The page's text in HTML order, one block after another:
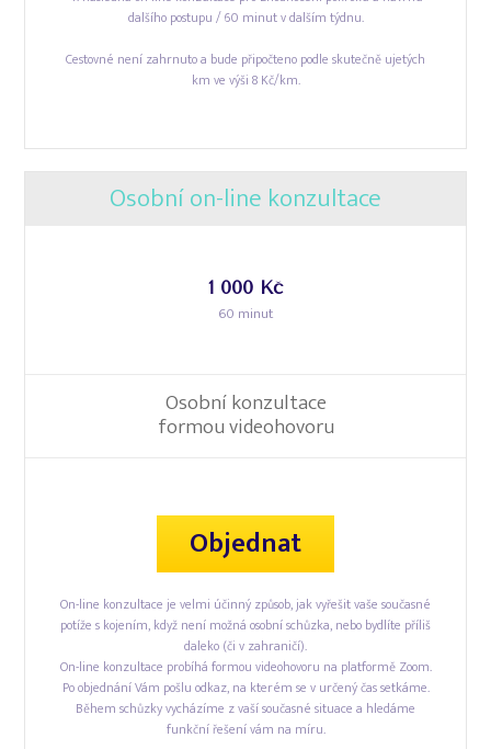
dalšího postupu / 60 minut v dalším týdnu.
Cestovné není zahrnuto a bude připočteno podle skutečně ujetých
km ve výši 8 Kč/km.
Osobní on-line konzultace
1 000 Kč
60 minut
Osobní konzultace
formou videohovoru
Objednat
On-line konzultace je velmi účinný způsob, jak vyřešit vaše současné
potíže s kojením, když není možná osobní schůzka, nebo bydlíte příliš
daleko (či v zahraničí).
On-line konzultace probíhá formou videohovoru na platformě Zoom.
Po objednání Vám pošlu odkaz, na kterém se v určený čas setkáme.
Během schůzky vycházíme z vaší současné situace a hledáme
funkční řešení vám na míru.